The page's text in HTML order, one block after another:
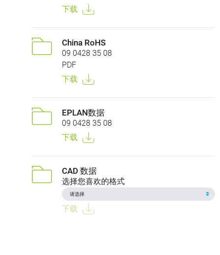
下载
China RoHS
09 0428 35 08
PDF
下载
EPLAN数据
09 0428 35 08
下载
CAD 数据
选择您喜欢的格式
下载